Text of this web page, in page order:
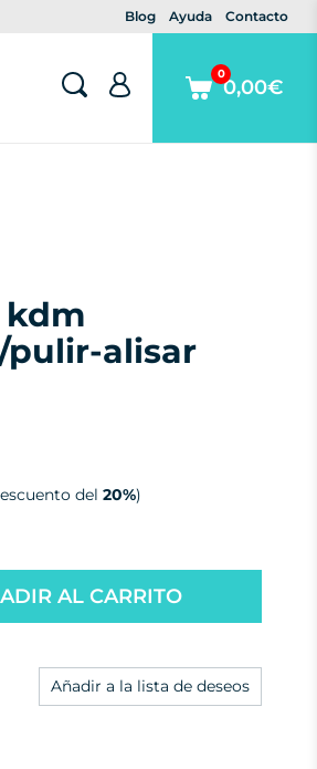
Blog Ayuda Contacto
0,00€
0
pulir-alisar
del 20%)
AL CARRITO
Añadir a la lista de deseos